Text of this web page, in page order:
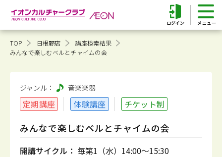
ログイン
TOP 日根野店
講座検索結果
みんなで楽しむベルとチャイムの会
ジャンル： 音楽楽器
定期講座 体験講座 チケット制
みんなで楽しむベルとチャイムの会
開講サイクル： 毎第1（水）14:00～15:30